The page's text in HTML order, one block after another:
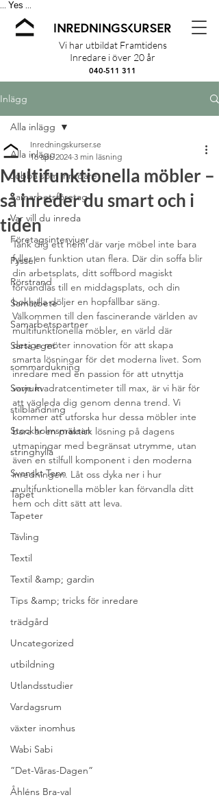
Yes
Vi har utbildat Framtidens
Inredare i över 20 år
040-511 311
Inlägg
Alla inlägg
Jobba som inredare
Samarbetsföretag
Var vill du inreda
Företagsintervjuer
Pyssel
Rörstrand
Samarbete
Samarbetspartner
Sarta eget
sommardukning
Sovrum
stilblandning
Stockholmsmässan
stringhylla
Svenskt Tenn
Tapet
Tapeter
Tävling
Textil
Textil &amp; gardin
Tips &amp; tricks för inredare
trädgård
Uncategorized
utbildning
Utlandsstudier
Vardagsrum
växter inomhus
Wabi Sabi
”Det-Våras-Dagen”
Åhléns Bra-val
Alla inlägg
Multifunktionella möbler –
så inreder du smart och i
tiden
Inredningskurser.se
16 apr. 2024 3 min läsning
Tänk dig ett hem där varje möbel inte bara
fyller en funktion utan flera. Där din soffa blir
din arbetsplats, ditt soffbord magiskt
förvandlas till en middagsplats, och din
bokhylla döljer en hopfällbar säng.
Välkommen till den fascinerande världen av
multifunktionella möbler, en värld där
design möter innovation för att skapa
smarta lösningar för det moderna livet. Som
inredare med en passion för att utnyttja
varje kvadratcentimeter till max, är vi här för
att vägleda dig genom denna trend. Vi
kommer att utforska hur dessa möbler inte
bara är en praktisk lösning på dagens
utmaningar med begränsat utrymme, utan
även en stilfull komponent i den moderna
inredningen. Låt oss dyka ner i hur
multifunktionella möbler kan förvandla ditt
hem och ditt sätt att leva.